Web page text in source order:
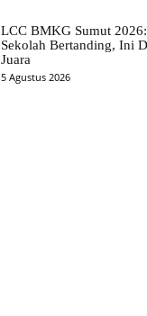
LCC BMKG Sumut
Sekolah Bertanding, Ini
Juara
5 Agustus 2026